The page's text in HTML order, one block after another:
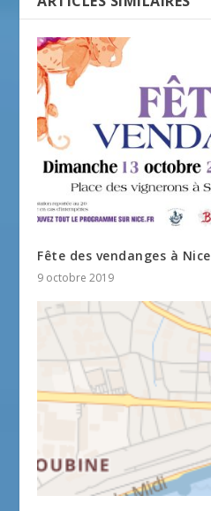
Fête des vendanges à Nice
9 octobre 2019